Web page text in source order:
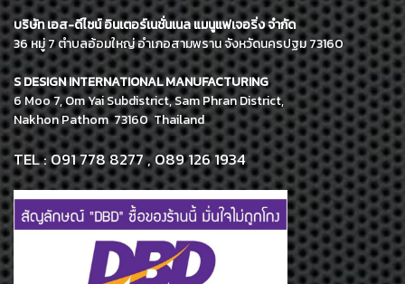
บริษัท เอส-ดีไซน์ อินเตอร์เนชั่นเนล แมนูแฟเจอริ่ง จำกัด
36 หมู่ 7 ตำบลอ้อมใหญ่ อำเภอสามพราน จังหวัดนครปฐม 73160
S DESIGN INTERNATIONAL MANUFACTURING
6 Moo 7, Om Yai Subdistrict, Sam Phran District,
Nakhon Pathom 73160 Thailand
TEL : 091 778 8277 , 089 126 1934